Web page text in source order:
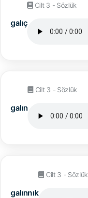
galıç
Cilt 3 - Sözlük
galın
Cilt 3 - Sözlük
galınnık
Cilt 3 - Sözlük